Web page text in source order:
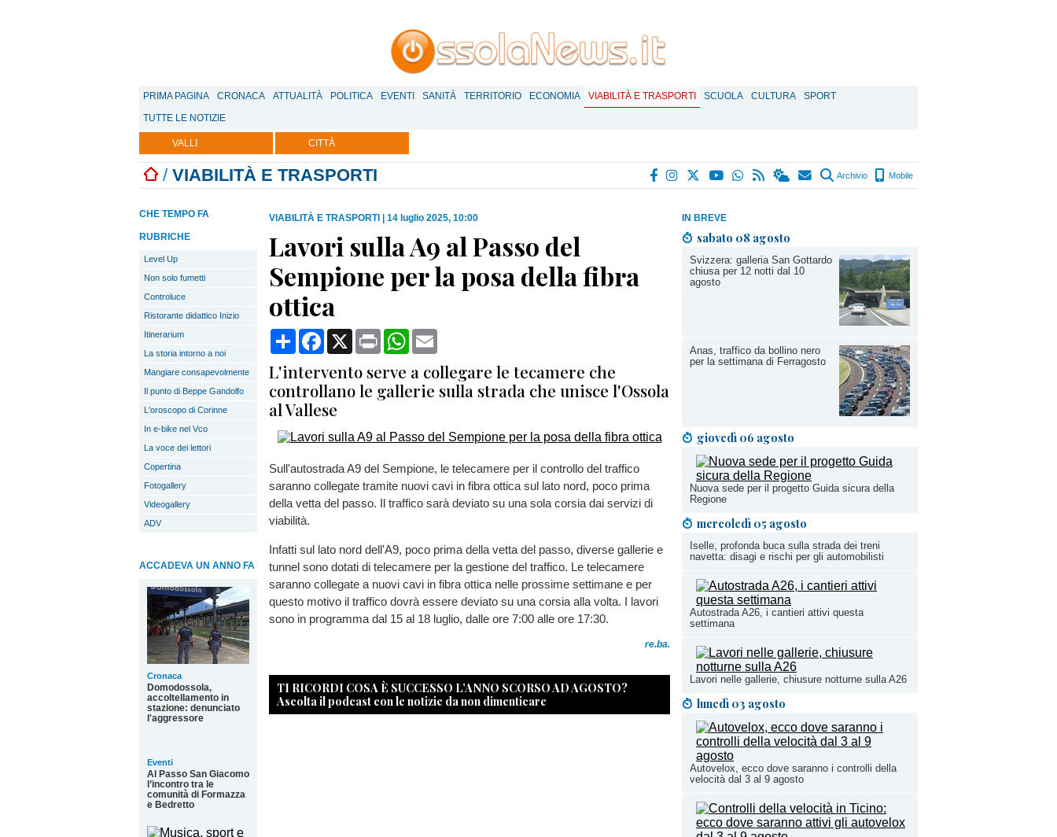
PRIMA PAGINA CRONACA ATTUALITÀ POLITICA EVENTI SANITÀ TERRITORIO ECONOMIA VIABILITÀ E TRASPORTI SCUOLA CULTURA
SPORT
TUTTE LE NOTIZIE
VALLI CITTÀ
/ VIABILITÀ E TRASPORTI Archivio Mobile
IN BREVE
sabato 08 agosto
Svizzera: galleria San Gottardo
chiusa per 12 notti dal 10
agosto
Anas, traffico da bollino nero
per la settimana di Ferragosto
giovedì 06 agosto
Nuova sede per il progetto Guida sicura della
Regione
mercoledì 05 agosto
Iselle, profonda buca sulla strada dei treni
navetta: disagi e rischi per gli automobilisti
Autostrada A26, i cantieri attivi questa
settimana
Lavori nelle gallerie, chiusure notturne sulla A26
lunedì 03 agosto
Autovelox, ecco dove saranno i controlli della
velocità dal 3 al 9 agosto
CHE TEMPO FA
RUBRICHE
Level Up
Non solo fumetti
Controluce
Ristorante didattico Inizio
Itinerarium
La storia intorno a noi
Mangiare consapevolmente
Il punto di Beppe Gandolfo
L'oroscopo di Corinne
In e-bike nel Vco
La voce dei lettori
Copertina
Fotogallery
Videogallery
ADV
ACCADEVA UN ANNO FA
Cronaca
Domodossola,
accoltellamento in
stazione: denunciato
l'aggressore
Eventi
Al Passo San Giacomo
l’incontro tra le
comunità di Formazza
e Bedretto
VIABILITÀ E TRASPORTI 14 luglio 2025, 10:00
Lavori sulla A9 al Passo del
Sempione per la posa della fibra
ottica
CondividiFacebook
X Print WhatsApp
L'intervento serve a collegare le tecamere che
controllano le gallerie sulla strada che unisce l'Ossola
al Vallese
Sull'autostrada A9 del Sempione, le telecamere per il controllo del traffico
saranno collegate tramite nuovi cavi in ​​fibra ottica sul lato nord, poco prima
della vetta del passo. Il traffico sarà deviato su una sola corsia dai servizi di
viabilità.
Infatti sul lato nord dell'A9, poco prima della vetta del passo, diverse gallerie e
tunnel sono dotati di telecamere per la gestione del traffico. Le telecamere
saranno collegate a nuovi cavi in ​​fibra ottica nelle prossime settimane e per
questo motivo il traffico dovrà essere deviato su una corsia alla volta. I lavori
sono in programma dal 15 al 18 luglio, dalle ore 7:00 alle ore 17:30.
re.ba.
TI RICORDI COSA È SUCCESSO L’ANNO SCORSO AD AGOSTO?
Ascolta il podcast con le notizie da non dimenticare